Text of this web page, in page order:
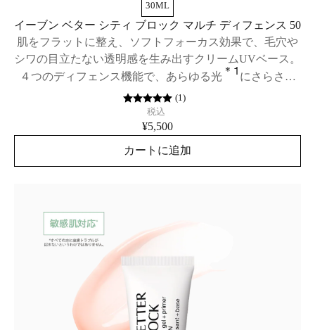
30ML
イーブン ベター シティ ブロック マルチ ディフェンス 50
肌をフラットに整え、ソフトフォーカス効果で、毛穴や
シワの目立たない透明感を生み出すクリームUVベース。
４つのディフェンス機能で、あらゆる光 ＊1 にさらされ
た肌を徹底防御(マルチ ディフェンス)。SPF50/PA++++
(1)
税込
¥5,500
カートに追加